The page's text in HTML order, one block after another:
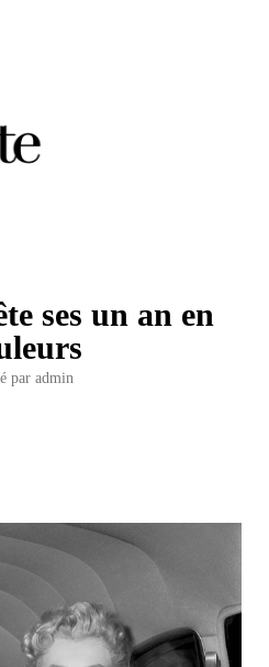
ses un an en
par admin